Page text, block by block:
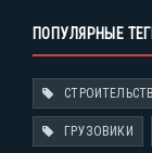
ПОПУЛЯРНЫЕ
ГРУЗОВИКИ